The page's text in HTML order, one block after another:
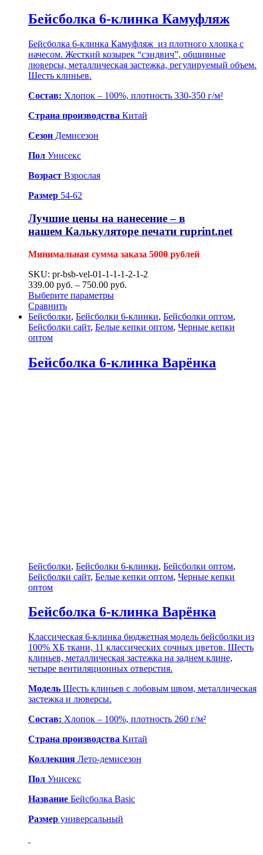
Бейсболка 6-клинка Камуфляж
Бейсболка 6-клинка Камуфляж из плотного хлопка с
начесом. Жесткий козырек “сэндвич”, обшивные
люверсы, металлическая застежка, регулируемый объем.
Шесть клиньев.
Состав: Хлопок – 100%, плотность 330-350 г/м²
Страна производства Китай
Сезон Демисезон
Пол Унисекс
Возраст Взрослая
Размер 54-62
Лучшие цены на нанесение – в
нашем Калькуляторе печати ruprint.net
Минимальная сумма заказа 5000 рублей
SKU: pr-bsb-vel-01-1-1-1-2-1-2
339.00 руб. – 750.00 руб.
Выберите параметры
Сравнить
Бейсболки, Бейсболки 6-клинки, Бейсболки оптом,
Бейсболки сайт, Белые кепки оптом, Черные кепки
оптом
Бейсболка 6-клинка Варёнка
Бейсболки, Бейсболки 6-клинки, Бейсболки оптом,
Бейсболки сайт, Белые кепки оптом, Черные кепки
оптом
Бейсболка 6-клинка Варёнка
Классическая 6-клинка бюджетная модель бейсболки из
100% ХБ ткани, 11 классических сочных цветов. Шесть
клиньев, металлическая застежка на заднем клине,
четыре вентиляционных отверстия.
Модель Шесть клиньев с лобовым швом, металлическая
застежка и люверсы.
Состав: Хлопок – 100%, плотность 260 г/м²
Страна производства Китай
Коллекция Лето-демисезон
Пол Унисекс
Название Бейсболка Basic
Размер универсальный